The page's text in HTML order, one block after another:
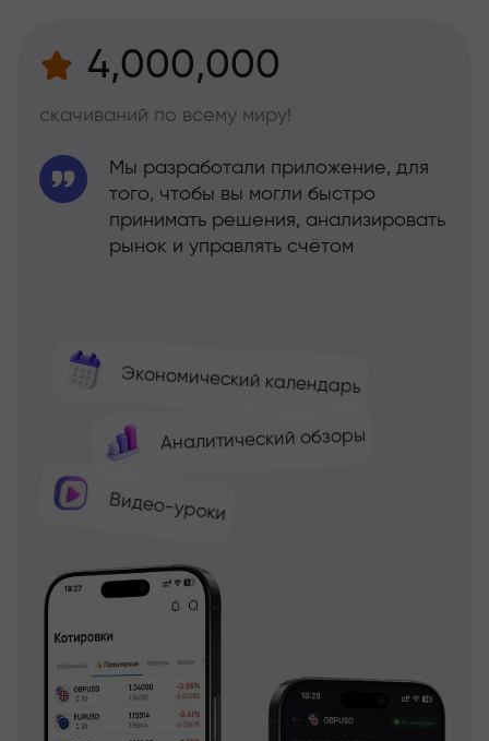
4,000,000
скачиваний по всему миру!
Экономический календарь
Аналитический обзоры
Видео-уроки
Мы разработали приложение, для
того, чтобы вы могли быстро
принимать решения, анализировать
рынок и управлять счётом